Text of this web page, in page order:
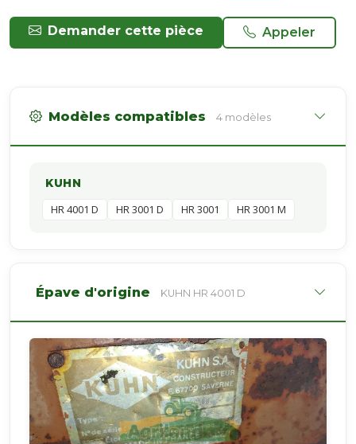
Demander cette pièce Appeler
Modèles compatibles 4 modèles
KUHN
HR 4001 D HR 3001 D HR 3001 HR 3001 M
Épave d'origine KUHN HR 4001 D